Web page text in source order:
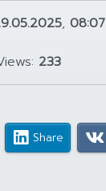
, 08:07
233
Share